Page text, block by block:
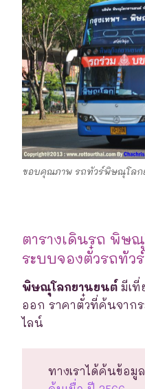
ขอบคุณภาพ รถทัวร์พิษณุโลก
ตารางเดินรถ พิษ
ระบบจองตั๋วรถทัว
พิษณุโลกยานยนต์ มีเที่
ออก ราคาตั๋วที่ค้นจาก
ไลน์
ทางเราได้ค้นข้อ